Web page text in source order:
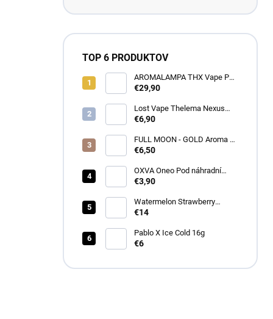
TOP 6 PRODUKTOV
AROMALAMPA THX Vape Pen
1 ml - Zberateľský predmet
€29,90
Lost Vape Thelema Nexus
náhradná cartridge 2ks
€6,90
FULL MOON - GOLD Aroma 10
ml
€6,50
OXVA Oneo Pod náhradní
cartridge
€3,90
Watermelon Strawberry
Bubblegum Longfill 12ml -
€14
Pablo X Ice Cold 16g
€6